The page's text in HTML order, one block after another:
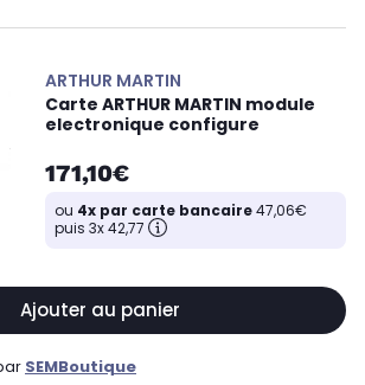
ARTHUR MARTIN
Carte ARTHUR MARTIN module
electronique configure
171,10€
ou 4x par carte bancaire47,06€
puis 3x 42,77
Ajouter au panier
SEMBoutique